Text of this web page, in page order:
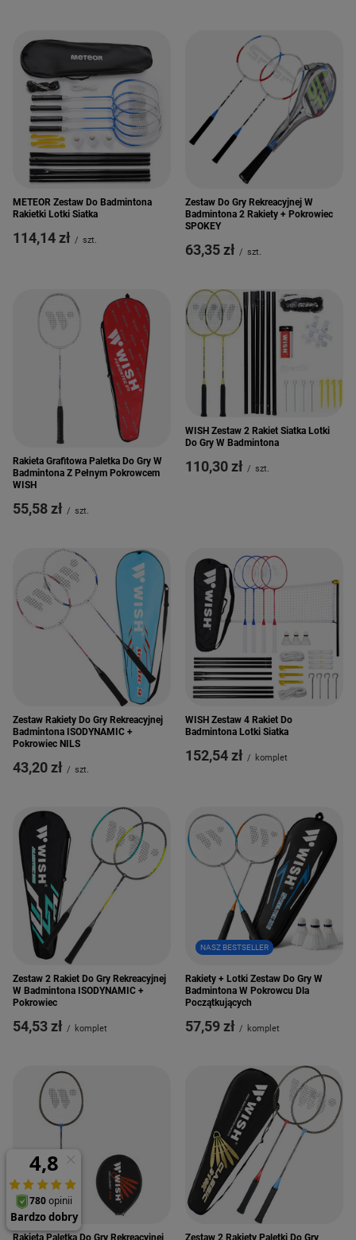
METEOR Zestaw Do Badmintona
Rakietki Lotki Siatka
114,14 zł / szt.
Zestaw Do Gry Rekreacyjnej W
Badmintona 2 Rakiety + Pokrowiec
SPOKEY
63,35 zł / szt.
Rakieta Grafitowa Paletka Do Gry W
Badmintona Z Pełnym Pokrowcem
WISH
55,58 zł / szt.
WISH Zestaw 2 Rakiet Siatka Lotki
Do Gry W Badmintona
110,30 zł / szt.
Zestaw Rakiety Do Gry Rekreacyjnej
Badmintona ISODYNAMIC +
Pokrowiec NILS
43,20 zł / szt.
WISH Zestaw 4 Rakiet Do
Badmintona Lotki Siatka
152,54 zł / komplet
Zestaw 2 Rakiet Do Gry Rekreacyjnej
W Badmintona ISODYNAMIC +
Pokrowiec
54,53 zł / komplet
NASZ BESTSELLER
Rakiety + Lotki Zestaw Do Gry W
Badmintona W Pokrowcu Dla
Początkujących
57,59 zł / komplet
Rakieta Paletka Do Gry Rekreacyjnej Zestaw 2 Rakiety Paletki Do Gry